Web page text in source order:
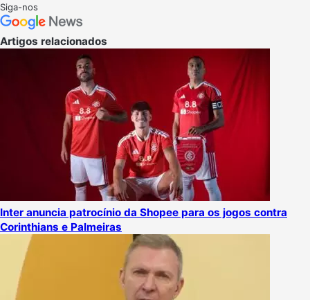
Siga-nos
Artigos relacionados
Inter anuncia patrocínio da Shopee para os jogos contra
Corinthians e Palmeiras